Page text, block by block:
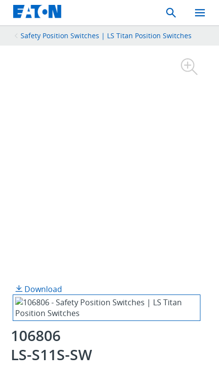
Search
Toggle
Mobile
Safety Position Switches | LS Titan Position Switches
Download
106806
LS-S11S-SW